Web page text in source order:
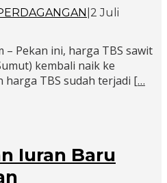
2 Juli
– Pekan ini, harga TBS sawit
kembali naik ke
harga TBS sudah terjadi […
Iuran Baru